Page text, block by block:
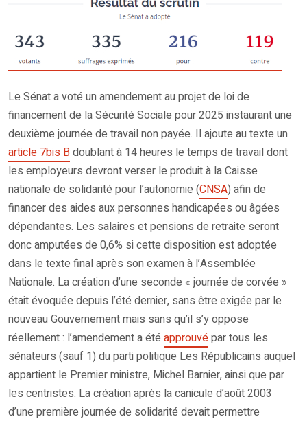
Le Sénat a voté un amendement au projet de loi de
financement de la Sécurité Sociale pour 2025 instaurant une
deuxième journée de travail non payée. Il ajoute au texte un
article 7bis Bdoublant à 14 heures le temps de travail dont
les employeurs devront verser le produit à la Caisse
nationale de solidarité pour l’autonomie (CNSA) afin de
financer des aides aux personnes handicapées ou âgées
dépendantes. Les salaires et pensions de retraite seront
donc amputées de 0,6% si cette disposition est adoptée
dans le texte final après son examen à l’Assemblée
Nationale. La création d’une seconde « journée de corvée »
était évoquée depuis l’été dernier, sans être exigée par le
nouveau Gouvernement mais sans qu’il s’y oppose
réellement : l’amendement a été approuvépar tous les
sénateurs (sauf 1) du parti politique Les Républicains auquel
appartient le Premier ministre, Michel Barnier, ainsi que par
les centristes. La création après la canicule d’août 2003
d’une première journée de solidarité devait permettre